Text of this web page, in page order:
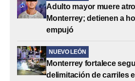
Adulto mayor muere
Monterrey; detienen a
empujó
NUEVO LEÓN
Monterrey fortalece
delimitación de carriles